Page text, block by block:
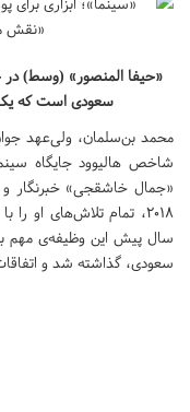
«حیفا المنصور» (وسط) در
سعودی است که یک
محمد بن‌سلمان، ولی‌عهد
شاخص هالیوود جایگاه
«جمال خاشقجی» خبرنگار و
۲۰۱۸، تمام تلاش‌های
سعودی، گذاشته شد و